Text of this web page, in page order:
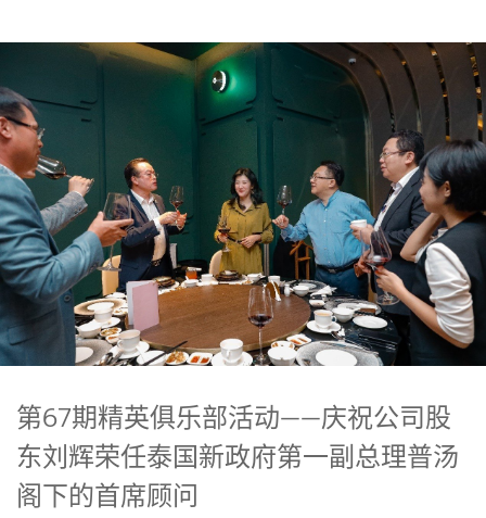
第67期精英俱乐部活动——庆祝公司股
东刘辉荣任泰国新政府第一副总理普汤
阁下的首席顾问